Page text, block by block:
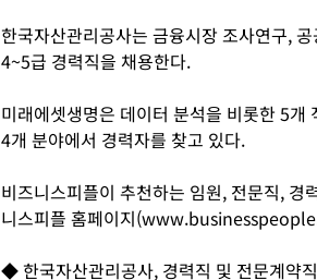
한국자산관리공사는 금융시장 조사연구,
4~5급 경력직을 채용한다.
미래에셋생명은 데이터 분석을 비롯한 5
4개 분야에서 경력자를 찾고 있다.
비즈니스피플이 추천하는 임원, 전문직, 경
니스피플 홈페이지
◆ 한국자산관리공사, 경력직 및 전문계약